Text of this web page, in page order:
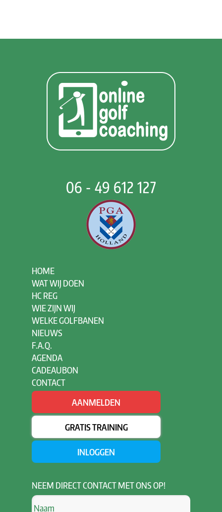
06 - 49 612 127
HOME
WAT WIJ DOEN
HC REG
WIE ZIJN WIJ
WELKE GOLFBANEN
NIEUWS
F.A.Q.
AGENDA
CADEAUBON
CONTACT
AANMELDEN
GRATIS TRAINING
INLOGGEN
NEEM DIRECT CONTACT MET ONS OP!